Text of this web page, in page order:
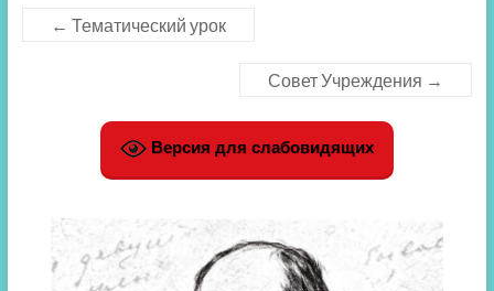
← Тематический урок
Совет Учреждения →
Версия для слабовидящих